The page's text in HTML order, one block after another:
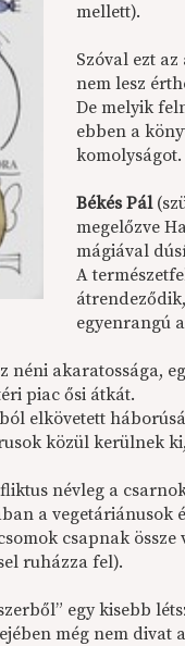
mellett).
Szóval ezt
nem lesz
De melyik
ebben a
komolyságot.
Békés Pál
megelőzve
mágiával
A
egyenrangú
néni akaratossága,
piac ősi átkát.
elkövetett
közül kerülnek
névleg a
a vegetáriánusok
csapnak
ruházza fel).
egy kisebb
még nem divat